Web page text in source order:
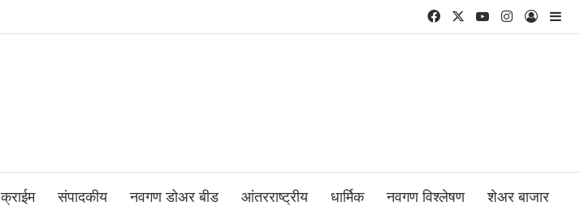
FacebookYouTubeInstagram
Log In
क्राईम संपादकीय नवगण डोअर बीड आंतरराष्ट्रीय धार्मिक नवगण विश्लेषण शेअर बाजार